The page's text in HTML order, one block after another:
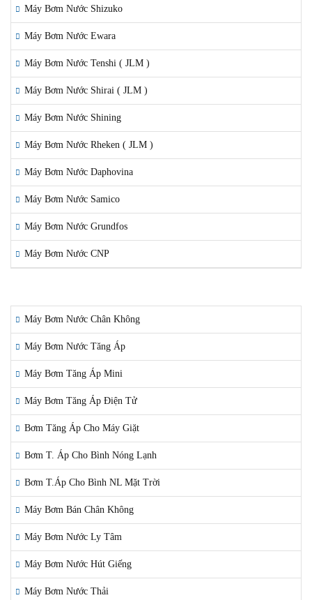
Máy Bơm Nước Shizuko
Máy Bơm Nước Ewara
Máy Bơm Nước Tenshi ( JLM )
Máy Bơm Nước Shirai ( JLM )
Máy Bơm Nước Shining
Máy Bơm Nước Rheken ( JLM )
Máy Bơm Nước Daphovina
Máy Bơm Nước Samico
Máy Bơm Nước Grundfos
Máy Bơm Nước CNP
Máy Bơm Nước Chân Không
Máy Bơm Nước Tăng Áp
Máy Bơm Tăng Áp Mini
Máy Bơm Tăng Áp Điện Tử
Bơm Tăng Áp Cho Máy Giặt
Bơm T. Áp Cho Bình Nóng Lạnh
Bơm T.Áp Cho Bình NL Mặt Trời
Máy Bơm Bán Chân Không
Máy Bơm Nước Ly Tâm
Máy Bơm Nước Hút Giếng
Máy Bơm Nước Thải